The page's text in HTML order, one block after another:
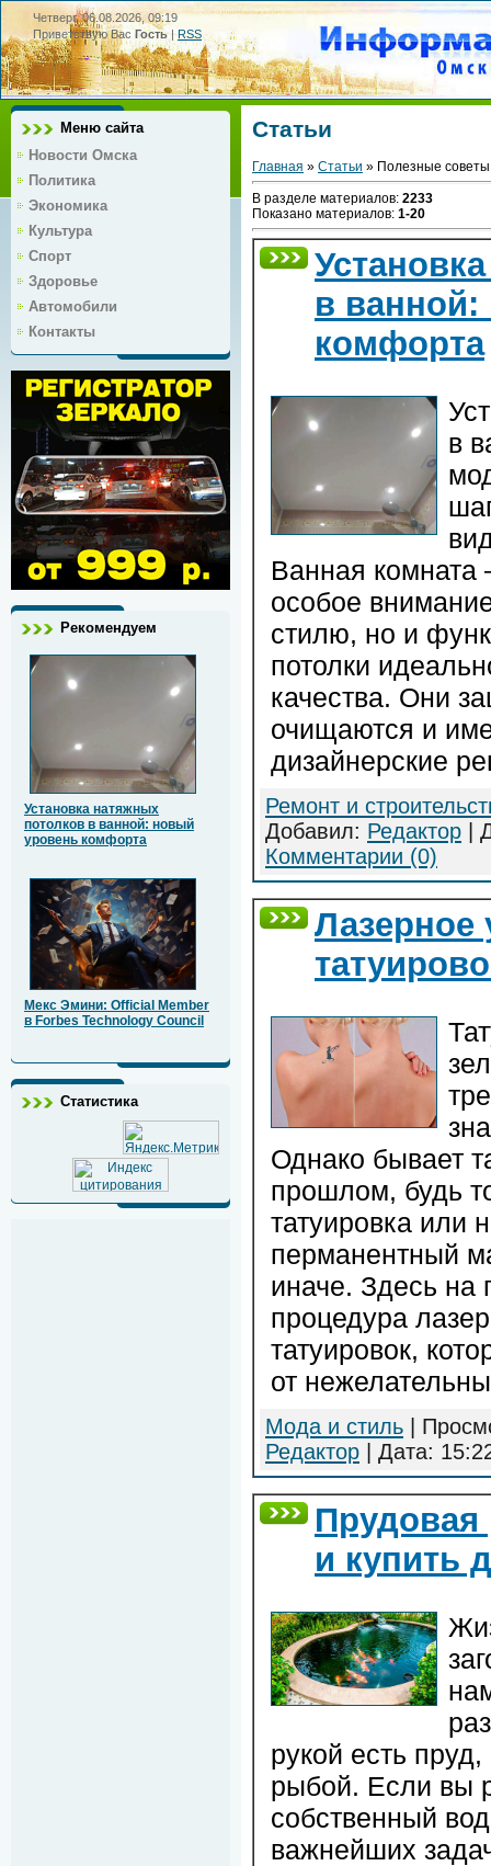
Четверг, 06.08.2026, 09:19
Приветствую Вас Гость|RSS
Меню сайта
Новости Омска
Политика
Экономика
Культура
Спорт
Здоровье
Автомобили
Контакты
Рекомендуем
Установка натяжных
потолков в ванной: новый
уровень комфорта
Мекс Эмини: Official Member
в Forbes Technology Council
Статистика
Статьи
Главная » Статьи » Полезные
В разделе материалов: 2233
Показано материалов: 1-20
в
комфорта
в
Ванная комната
особое
стилю, но и
потолки
качества. Они
очищаются и
дизайнерские
Ремонт и
Добавил: Редактор |
Комментарии (0)
Лазерное
Однако бывает
прошлом, будь
татуировка или
перманентный
иначе. Здесь на
процедура
татуировок,
от
Мода и стиль |
Редактор | Дата:
и купить
рукой есть
рыбой. Если вы
собственный
важнейших